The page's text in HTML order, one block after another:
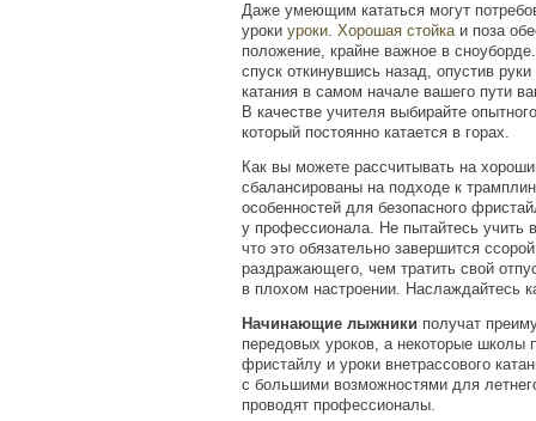
Даже умеющим кататься могут
уроки уроки. Хорошая стойкаи поза
положение, крайне важное в
спуск откинувшись назад, опустив
катания в самом начале вашего пути
В качестве учителя выбирайте
который постоянно катается в горах.
Как вы можете рассчитывать на
сбалансированы на подходе к
особенностей для безопасного
у профессионала. Не пытайтесь учить
что это обязательно завершится
раздражающего, чем тратить свой
в плохом настроении. Наслаждайтесь
Начинающие лыжники получат
передовых уроков, а некоторые школы
фристайлу и уроки внетрассового
с большими возможностями для
проводят профессионалы.